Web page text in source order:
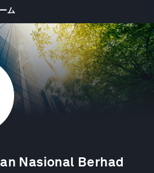
ム
Nasional Berhad